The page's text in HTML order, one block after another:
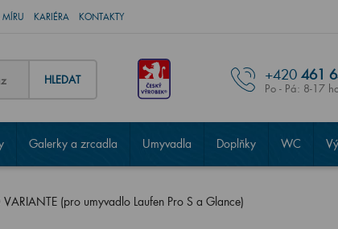
KARIÉRA KONTAKTY
HLEDAT +420 461
Po - Pá: 8-17
Galerky a zrcadla Umyvadla Doplňky WC
(pro umyvadlo Laufen Pro S a Glance)